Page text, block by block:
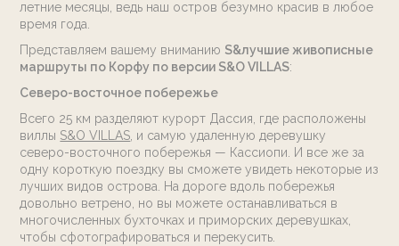
летние месяцы, ведь наш остров безумно красив в любое
время года.
Представляем вашему вниманию S&лучшие живописные
маршруты по Корфу по версии S&O VILLAS:
Северо-восточное побережье
Всего 25 км разделяют курорт Дассия, где расположены
виллы S&O VILLAS , и самую удаленную деревушку
северо-восточного побережья — Кассиопи. И все же за
одну короткую поездку вы сможете увидеть некоторые из
лучших видов острова. На дороге вдоль побережья
довольно ветрено, но вы можете останавливаться в
многочисленных бухточках и приморских деревушках,
чтобы сфотографироваться и перекусить.